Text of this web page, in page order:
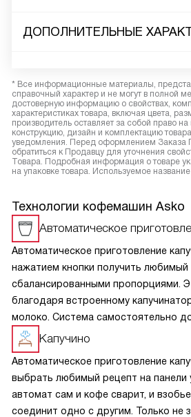
ДОПОЛНИТЕЛЬНЫЕ
* Все информационные материалы,
справочный характер и не могут в полной
достоверную информацию о свойствах,
характеристиках товара, включая цвета,
производитель оставляет за собой право
конструкцию, дизайн и комплектацию
уведомления. Перед оформлением Заказа
обратиться к Продавцу для уточнения
Товара. Подробная информация о товаре
на упаковке товара. Используемое
Технологии кофемашин Asko
Автоматическое
Автоматическое приготовление
нажатием кнопки получить любимый
сбалансированными пропорциями.
благодаря встроенному
молоко. Система самостоятельно
и молочную пену в классическом
Затем начнётся промывка трубочек.
Капучино
Автоматическое приготовление
выбрать любимый рецепт на панели
автомат сам и кофе сварит, и
соединит одно с другим. Только не